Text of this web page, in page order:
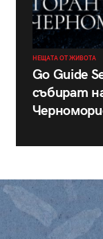
НЕЩАТА ОТ ЖИВОТА
Go Guide
събират